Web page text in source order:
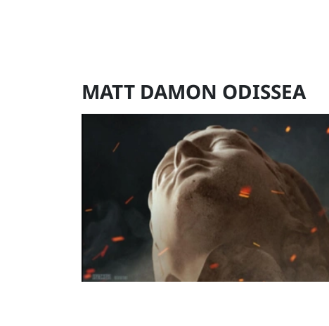
MATT DAMON ODISSEA